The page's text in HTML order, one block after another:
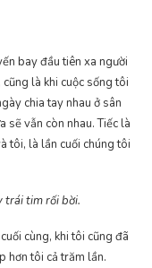
bay đầu tiên xa người
là khi cuộc sống tôi
chia tay nhau ở sân
sẽ vẫn còn nhau. Tiếc là
tôi, là lần cuối chúng tôi
trái tim rối bời.
cùng, khi tôi cũng đã
hơn tôi cả trăm lần.